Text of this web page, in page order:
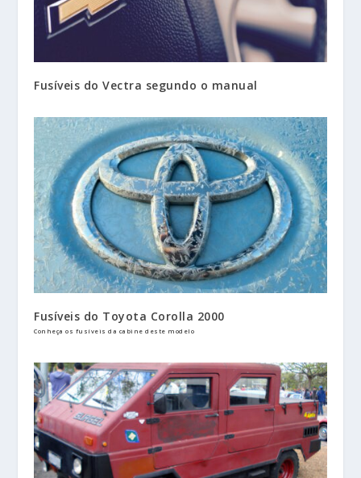
Fusíveis do Vectra segundo o manual
Fusíveis do Toyota Corolla 2000
Conheça os fusíveis da cabine deste modelo